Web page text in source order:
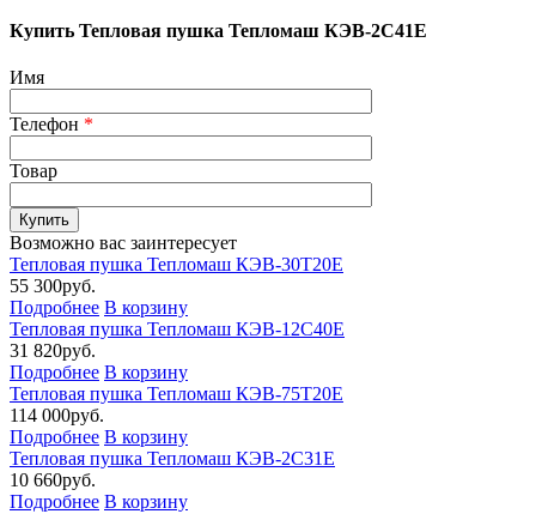
Купить Тепловая пушка Тепломаш КЭВ-2С41Е
Имя
Телефон *
Товар
Возможно вас заинтересует
Тепловая пушка Тепломаш КЭВ-30Т20Е
55 300руб.
Подробнее В корзину
Тепловая пушка Тепломаш КЭВ-12С40Е
31 820руб.
Подробнее В корзину
Тепловая пушка Тепломаш КЭВ-75Т20Е
114 000руб.
Подробнее В корзину
Тепловая пушка Тепломаш КЭВ-2С31Е
10 660руб.
Подробнее В корзину